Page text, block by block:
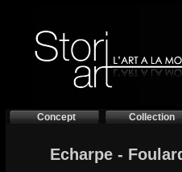
Concept Collection
Echarpe -